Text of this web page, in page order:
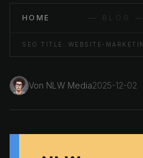
HOME — BLOG —
Von NLW Media2025-12-02